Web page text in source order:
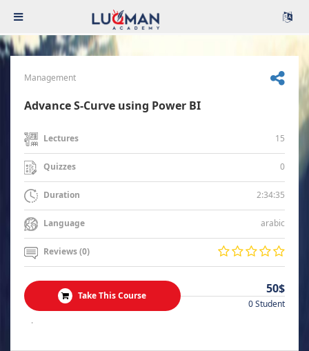
Management
Advance S-Curve using Power BI
Lectures 15
Quizzes 0
Duration 2:34:35
Language arabic
Reviews (0)
Take This Course 50$
0 Student
.